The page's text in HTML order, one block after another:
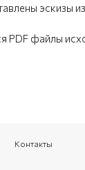
эскизы
файлы
Контакты